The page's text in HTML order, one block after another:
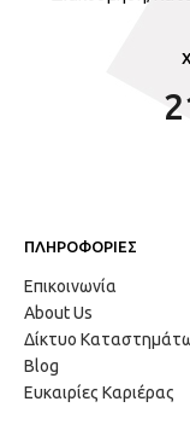
ΠΛΗΡΟΦΟΡΙΕΣ
Επικοινωνία
About Us
Δίκτυο
Blog
Ευκαιρίες Καριέρας